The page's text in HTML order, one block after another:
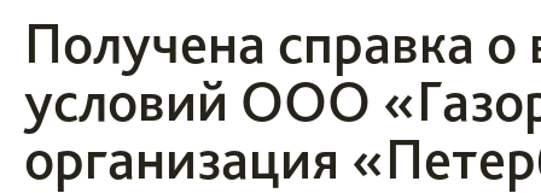
Получена справка
условий ООО
организация